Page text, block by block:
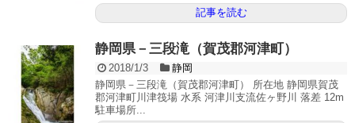
記事を読む
静岡県－三段滝（賀茂郡河津町）
2018/1/3
静岡
静岡県－三段滝（賀茂郡河津町） 所在地 静岡県賀茂
郡河津町川津筏場 水系 河津川支流佐ヶ野川 落差 12m
駐車場所...